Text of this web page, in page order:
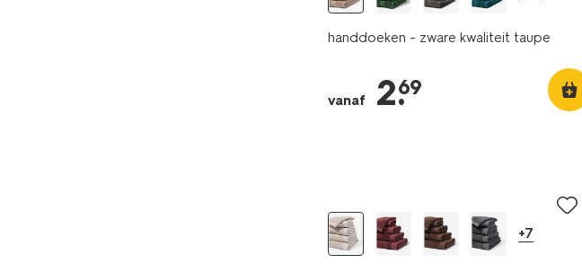
handdoeken - zware kwaliteit taupe
vanaf 2.
69
+7